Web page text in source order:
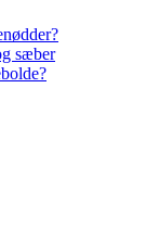
sæber